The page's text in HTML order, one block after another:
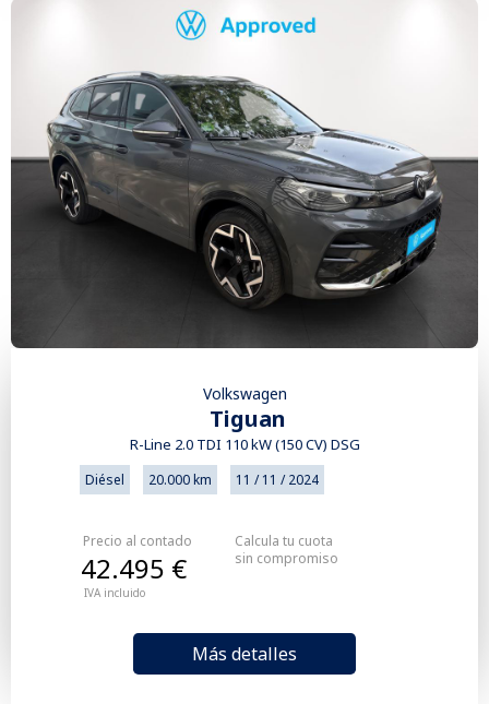
Volkswagen
Tiguan
R-Line 2.0 TDI 110 kW (150 CV) DSG
Diésel 20.000 km 11 / 11 / 2024
Precio al contado
IVA incluido
42.495 €
Más detalles
Calcula tu cuota
sin compromiso